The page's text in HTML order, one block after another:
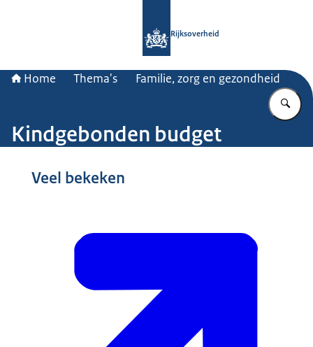
Rijksoverheid
Home Thema's Familie, zorg en gezondheid
Kindgebonden budget
Veel bekeken